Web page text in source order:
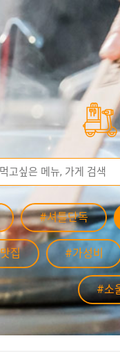
#셔틀단독
집 #가성비
#소